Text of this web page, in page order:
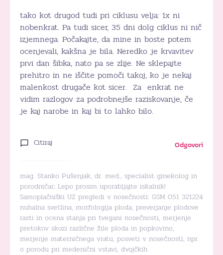
tako kot drugod tudi pri ciklusu velja: 1x ni
nobenkrat. Pa tudi sicer, 35 dni dolg ciklus ni nič
izjemnega. Počakajte, da mine in boste potem
ocenjevali, kakšna je bila. Neredko je krvavitev
prvi dan šibka, nato pa se zlije. Ne sklepajte
prehitro in ne iščite pomoči takoj, ko je nekaj
malenkost drugače kot sicer. Za enkrat ne
vidim razlogov za podrobnejše raziskovanje, če
je kaj narobe in kaj bi to lahko bilo.
Citiraj Odgovori
mag. Stanko Pušenjak, dr. med., specialist ginekolog in
porodničar; Lepo prosim uporabljajte iskalnik!
Samoplačniški UZ pregledi v nosečnosti: GSM 051 321224
nuhalna svetlina, morfologija ploda, preverjanje plodove
rasti in ocena stanja pri tvegani nosečnosti, merjenje
pretokov skozi različne žile ploda in popkovino,
merjenje materničnega vratu, posveti v nosečnosti, npr.
o porodu pri medenični vstavi, dvojčkih.